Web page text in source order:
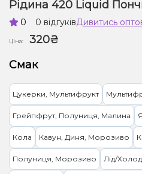
Рідина 420 Liquid
0 0 відгуківДивитись
Ціна:
320₴
Смак
Цукерки, Мультифрукт
Грейпфрут, Полуниця, Малина
Кола Кавун, Диня, Морозиво
Полуниця, Морозиво Лід/